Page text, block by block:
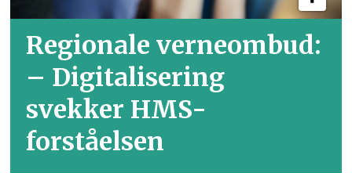
Regionale verneombud:
– Digitalisering
svekker HMS-
forståelsen